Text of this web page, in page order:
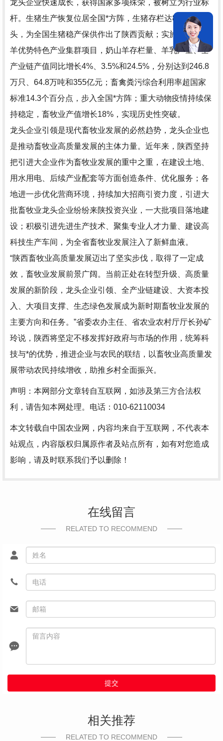
龙头企业快速成长，获得国家多项殊荣，被树立为行业标
杆。生猪生产恢复位居全国*方阵，生猪存栏达849.8万
头，为全国生猪稳产保供作出了陕西贡献；实施关中奶山
羊优势特色产业集群项目，奶山羊存栏量、羊乳产量、全
产业链产值同比增长4%、3.5%和24.5%，分别达到246.8
万只、64.8万吨和355亿元；畜禽粪污综合利用率超国家
标准14.3个百分点，步入全国*方阵；重大动物疫情持续保
持稳定，畜牧业产值增长18%，实现历史性突破。
龙头企业引领是现代畜牧业发展的必然趋势，龙头企业也
是推动畜牧业高质量发展的主体力量。近年来，陕西坚持
把引进大企业作为畜牧业发展的重中之重，在建设土地、
用水用电、后续产业配套等方面创造条件、优化服务；各
地进一步优化营商环境，持续加大招商引资力度，引进大
批畜牧业龙头企业纷纷来陕投资兴业，一大批项目落地建
设；积极引进先进生产技术、聚集专业人才力量、建设高
科技生产车间，为全省畜牧业发展注入了新鲜血液。
“陕西畜牧业高质量发展迈出了坚实步伐，取得了一定成
效，畜牧业发展前景广阔。当前正处在转型升级、高质量
发展的新阶段，龙头企业引领、全产业链建设、大资本投
入、大项目支撑、生态绿色发展成为新时期畜牧业发展的
主要方向和任务。”省委农办主任、省农业农村厅厅长孙矿
玲说，陕西将坚定不移发挥好政府与市场的作用，统筹科
技与*的优势，推进企业与农民的联结，以畜牧业高质量发
展带动农民持续增收，助推乡村全面振兴。
声明：本网部分文章转自互联网，如涉及第三方合法权
利，请告知本网处理。电话：010-62110034
本文转载自中国农业网，内容均来自于互联网，不代表本
站观点，内容版权归属原作者及站点所有，如有对您造成
影响，请及时联系我们予以删除！
在线留言
RELATED TO RECOMMEND
提交
相关推荐
RELATED TO RECOMMEND